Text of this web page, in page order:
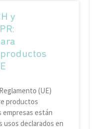
y
(UE)
productos
están
usos declarados en